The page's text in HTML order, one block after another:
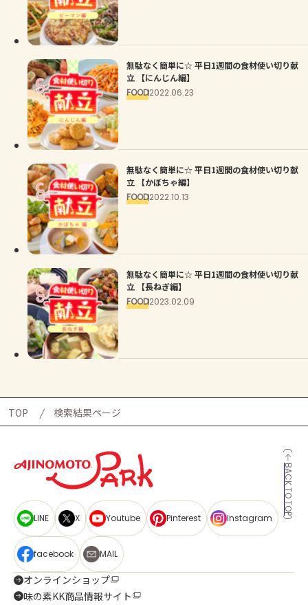
無駄なく簡単に☆ 平日1週間の食材使い切り献
立 【にんじん編】
FOOD2022.06.23
無駄なく簡単に☆ 平日1週間の食材使い切り献
立 【かぼちゃ編】
FOOD2022.10.13
無駄なく簡単に☆ 平日1週間の食材使い切り献
立 【長ねぎ編】
FOOD2023.02.09
TOP 検索結果ページ
BACK TO TOP
LINE X Youtube Pinterest Instagram
facebook MAIL
オンラインショップ
味の素KK商品情報サイト